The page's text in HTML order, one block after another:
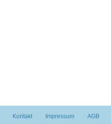
Kontakt Impressum AGB